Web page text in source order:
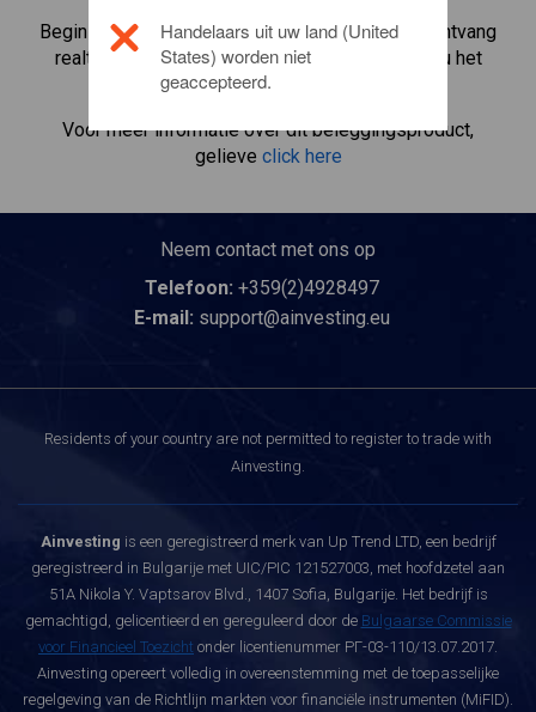
Begin met het handelen in CFD's inLeonardo
. Ontvang
realtime koersen en ontvang dividenden alsof u het
aandeel zelf bezit.
Voor meer informatie over dit beleggingsproduct,
gelieve click here
Neem contact met ons op
Telefoon: +359(2)4928497
E-mail: support@ainvesting.eu
Residents of your country are not permitted to register to trade with
Ainvesting.
Ainvesting is een geregistreerd merk van Up Trend LTD, een bedrijf
geregistreerd in Bulgarije met UIC/PIC 121527003, met hoofdzetel aan
51A Nikola Y. Vaptsarov Blvd., 1407 Sofia, Bulgarije. Het bedrijf is
gemachtigd, gelicentieerd en gereguleerd door de Bulgaarse Commissie
voor Financieel Toezicht onder licentienummer РГ-03-110/13.07.2017.
Ainvesting opereert volledig in overeenstemming met de toepasselijke
regelgeving van de Richtlijn markten voor financiële instrumenten (MiFID).
Handelaars uit uw land (United
States) worden niet
geaccepteerd.